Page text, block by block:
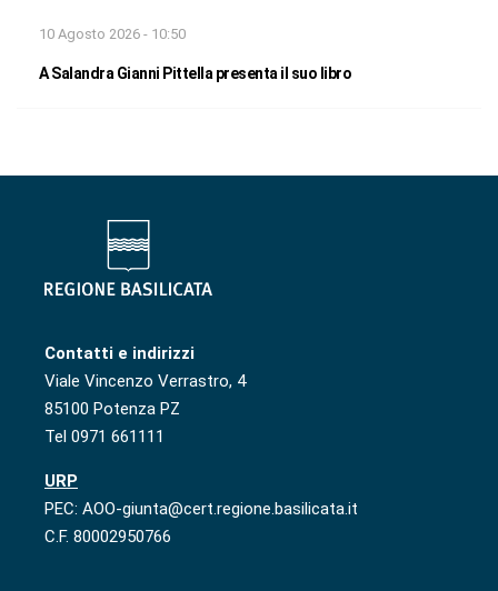
10 Agosto 2026 - 10:50
A Salandra Gianni Pittella presenta il suo libro
Contatti e indirizzi
Viale Vincenzo Verrastro, 4
85100 Potenza PZ
Tel 0971 661111
URP
PEC: AOO-giunta@cert.regione.basilicata.it
C.F. 80002950766